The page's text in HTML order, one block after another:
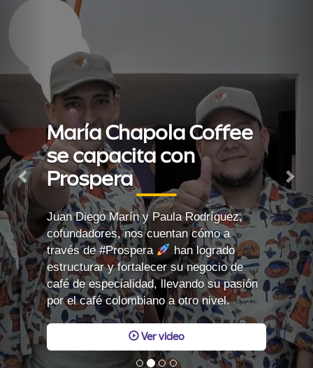
María Chapola Coffee
se capacita con
Prospera
Juan Diego Marín y Paula Rodríguez,
cofundadores, nos cuentan cómo a
través de #Prospera
han logrado
estructurar y fortalecer su negocio de
café de especialidad, llevando su pasión
por el café colombiano a otro nivel.
Ver video